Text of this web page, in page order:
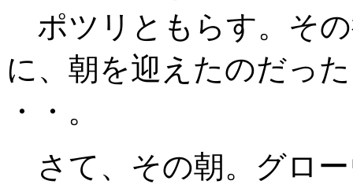
ポツリともらす。そ
に、朝を迎えたのだっ
・・。
さて、その朝。グロ